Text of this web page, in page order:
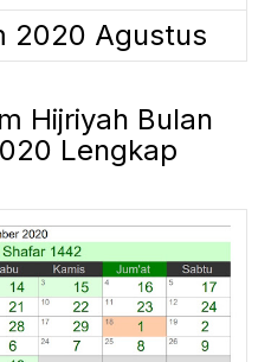
2020 Agustus
Hijriyah Bulan
Lengkap